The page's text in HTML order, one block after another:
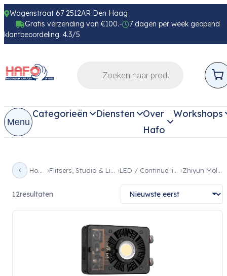
Wagenstraat 67 2512AR Den Haag
Gratis verzending van €100.-
7 dagen per week geopend
klantbeoordeling: 4.3/5
Menu
Categorieën Diensten
Over
Hafo
Workshops
Home Flitsers, Studio & Licht LED / Continue licht Zhiyun Molus
12resultaten